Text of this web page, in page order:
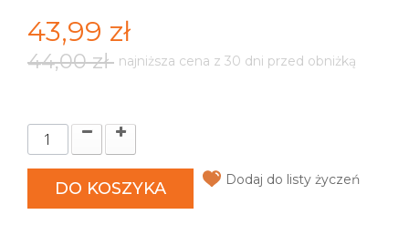
43,99 zł
44,00 zł najniższa cena z 30 dni przed obniżką
DO KOSZYKA Dodaj do listy życzeń